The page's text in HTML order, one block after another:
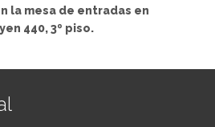
la mesa de entradas en
440, 3º piso.